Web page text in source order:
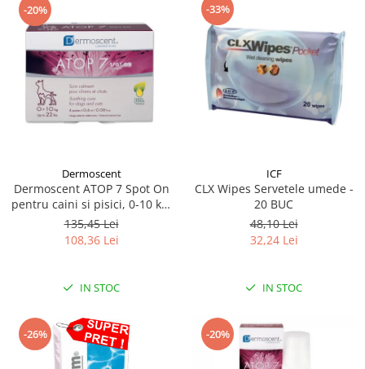
-20%
Dermoscent
Dermoscent ATOP 7 Spot On
pentru caini si pisici, 0-10 kg,
4 pipete
135,45 Lei
108,36 Lei
IN STOC
-33%
ICF
CLX Wipes Servetele umede -
20 BUC
48,10 Lei
32,24 Lei
IN STOC
-26% -20%